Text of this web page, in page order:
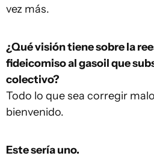
vez más.
¿Qué visión tiene sobre la
fideicomiso al gasoil que
colectivo?
Todo lo que sea corregir
bienvenido.
Este sería uno.